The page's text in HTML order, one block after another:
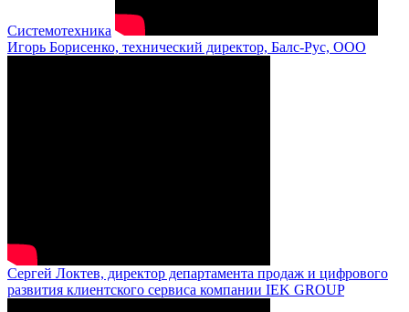
Системотехника
Игорь Борисенко, технический директор, Балс-Рус, ООО
Сергей Локтев, директор департамента продаж и цифрового
развития клиентского сервиса компании IEK GROUP